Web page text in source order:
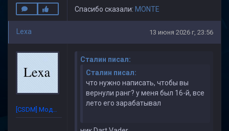
Спасибо сказали: MONTE
Lexa 13 июня 2026 г, 23:56
[CSDM] Модератор
Cталин писал:
Cталин писал:
что нужно написать, чтобы вы
вернули ранг? у меня был 16-й, все
лето его зарабатывал